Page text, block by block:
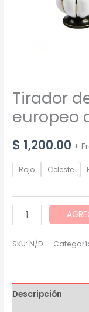
Tirador
europeo
$ 1,200.00 +
Rojo Celeste
Tirador
de
ceramica
calabaza
cantidad
SKU: N/D
Descripción